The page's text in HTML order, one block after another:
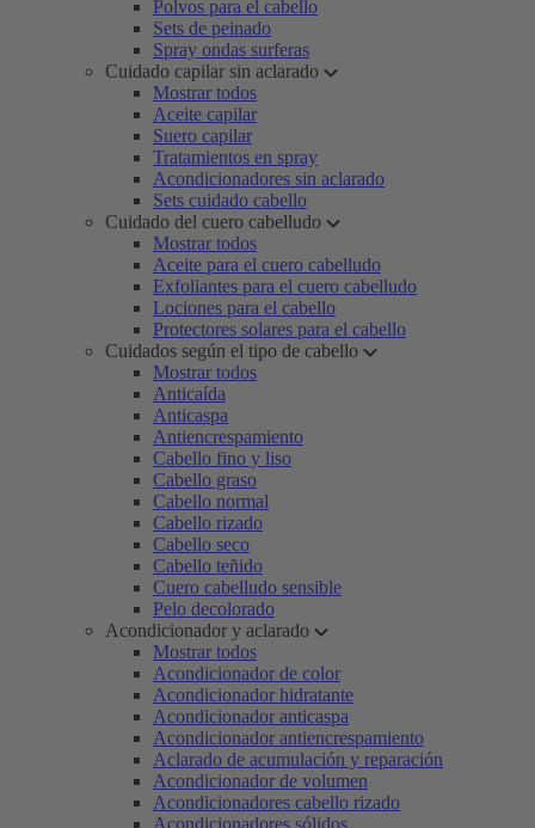
Polvos para el cabello
Sets de peinado
Spray ondas surferas
Cuidado capilar sin aclarado
Mostrar todos
Aceite capilar
Suero capilar
Tratamientos en spray
Acondicionadores sin aclarado
Sets cuidado cabello
Cuidado del cuero cabelludo
Mostrar todos
Aceite para el cuero cabelludo
Exfoliantes para el cuero cabelludo
Lociones para el cabello
Protectores solares para el cabello
Cuidados según el tipo de cabello
Mostrar todos
Anticaída
Anticaspa
Antiencrespamiento
Cabello fino y liso
Cabello graso
Cabello normal
Cabello rizado
Cabello seco
Cabello teñido
Cuero cabelludo sensible
Pelo decolorado
Acondicionador y aclarado
Mostrar todos
Acondicionador de color
Acondicionador hidratante
Acondicionador anticaspa
Acondicionador antiencrespamiento
Aclarado de acumulación y reparación
Acondicionador de volumen
Acondicionadores cabello rizado
Acondicionadores sólidos